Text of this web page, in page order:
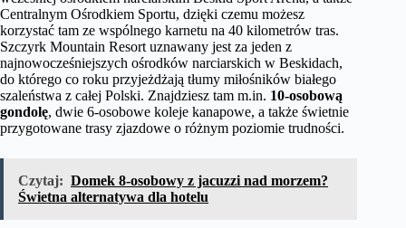
Centralnym Ośrodkiem Sportu, dzięki czemu możesz
korzystać tam ze wspólnego karnetu na 40 kilometrów tras.
Szczyrk Mountain Resort uznawany jest za jeden z
najnowocześniejszych ośrodków narciarskich w Beskidach,
do którego co roku przyjeżdżają tłumy miłośników białego
szaleństwa z całej Polski. Znajdziesz tam m.in. 10-osobową
gondolę, dwie 6-osobowe koleje kanapowe, a także świetnie
przygotowane trasy zjazdowe o różnym poziomie trudności.
Czytaj: Domek 8-osobowy z jacuzzi nad morzem?
Świetna alternatywa dla hotelu